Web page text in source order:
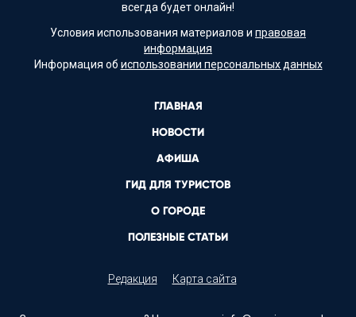
всегда будет онлайн!
Условия использования материалов и правовая
информация
Информация об использовании персональных данных
ГЛАВНАЯ
НОВОСТИ
АФИША
ГИД ДЛЯ ТУРИСТОВ
О ГОРОДЕ
ПОЛЕЗНЫЕ СТАТЬИ
Редакция Карта сайта